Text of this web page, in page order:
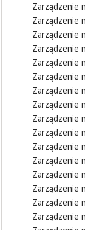
Zarządzenie
Zarządzenie
Zarządzenie
Zarządzenie
Zarządzenie
Zarządzenie
Zarządzenie
Zarządzenie
Zarządzenie
Zarządzenie
Zarządzenie
Zarządzenie
Zarządzenie
Zarządzenie
Zarządzenie
Zarządzenie